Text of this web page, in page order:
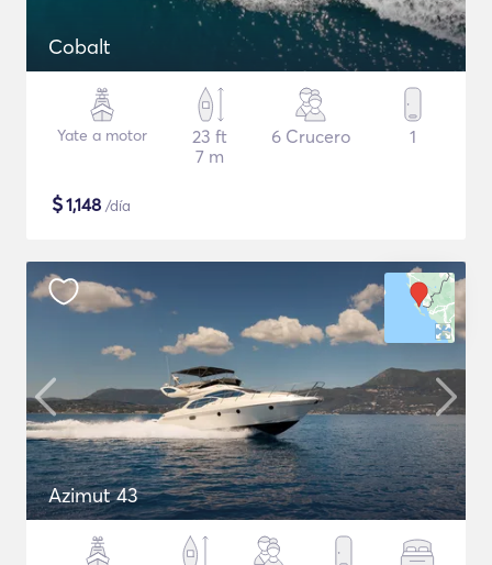
Cobalt
Yate a motor
23 ft
7 m
6 Crucero 1
$1,148 /día
Azimut 43